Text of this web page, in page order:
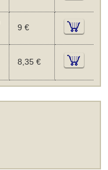
9 €
8,35 €